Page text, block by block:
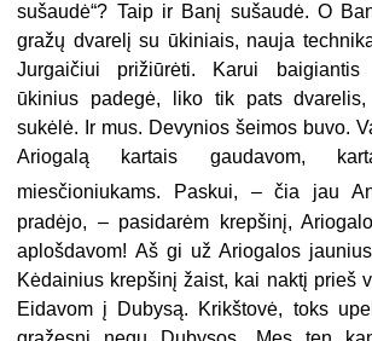
sušaudė“? Taip ir Banį sušaudė. O
gražų dvarelį su ūkiniais, nauja
Jurgaičiui prižiūrėti. Karui baigiantis
ūkinius padegė, liko tik pats
sukėlė. Ir mus. Devynios šeimos buvo.
Ariogalą kartais gaudavom,
miesčioniukams. Paskui, – čia jau
pradėjo, – pasidarėm krepšinį,
aplošdavom! Aš gi už Ariogalos
Kėdainius krepšinį žaist, kai naktį prieš
Eidavom į Dubysą. Krikštovė, toks